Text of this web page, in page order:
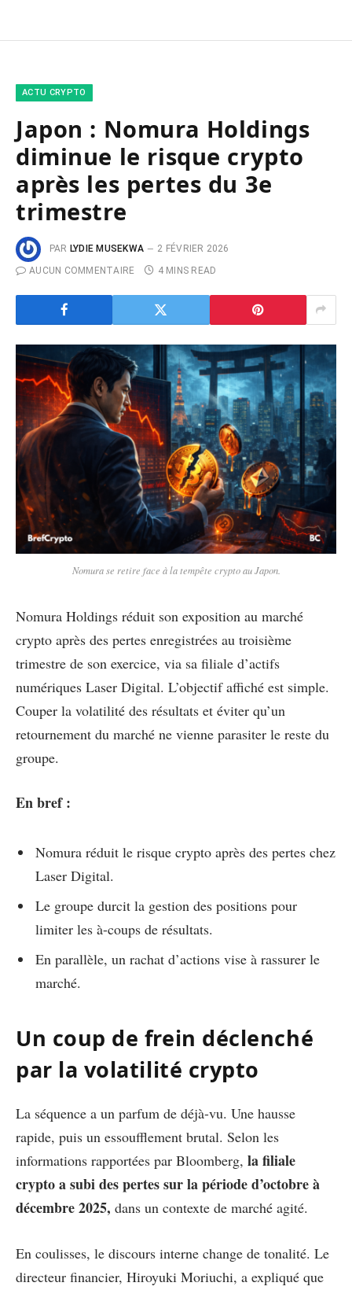
ACTU CRYPTO
Japon : Nomura Holdings
diminue le risque crypto
après les pertes du 3e
trimestre
PAR LYDIE MUSEKWA
2 FÉVRIER 2026
AUCUN COMMENTAIRE
4 MINS READ
Nomura se retire face à la tempête crypto au Japon.
Nomura Holdings réduit son exposition au marché
crypto après des pertes enregistrées au troisième
trimestre de son exercice, via sa filiale d’actifs
numériques Laser Digital. L’objectif affiché est simple.
Couper la volatilité des résultats et éviter qu’un
retournement du marché ne vienne parasiter le reste du
groupe.
En bref :
Nomura réduit le risque crypto après des pertes chez
Laser Digital.
Le groupe durcit la gestion des positions pour
limiter les à-coups de résultats.
En parallèle, un rachat d’actions vise à rassurer le
marché.
Un coup de frein déclenché
par la volatilité crypto
La séquence a un parfum de déjà-vu. Une hausse
rapide, puis un essoufflement brutal. Selon les
informations rapportées par Bloomberg, la filiale
crypto a subi des pertes sur la période d’octobre à
décembre 2025, dans un contexte de marché agité.
En coulisses, le discours interne change de tonalité. Le
directeur financier, Hiroyuki Moriuchi, a expliqué que